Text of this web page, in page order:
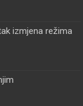
izmjena režima